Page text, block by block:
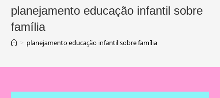
planejamento educação infantil sobre
família
> planejamento educação infantil sobre família